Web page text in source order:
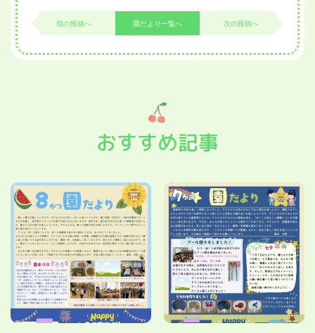
前の投稿へ 園だより一覧へ 次の投稿へ
おすすめ記事